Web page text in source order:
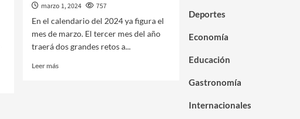
marzo 1, 2024
757
En el calendario del 2024 ya figura el
mes de marzo. El tercer mes del año
traerá dos grandes retos a...
Leer más
Deportes
Economía
Educación
Gastronomía
Internacionales